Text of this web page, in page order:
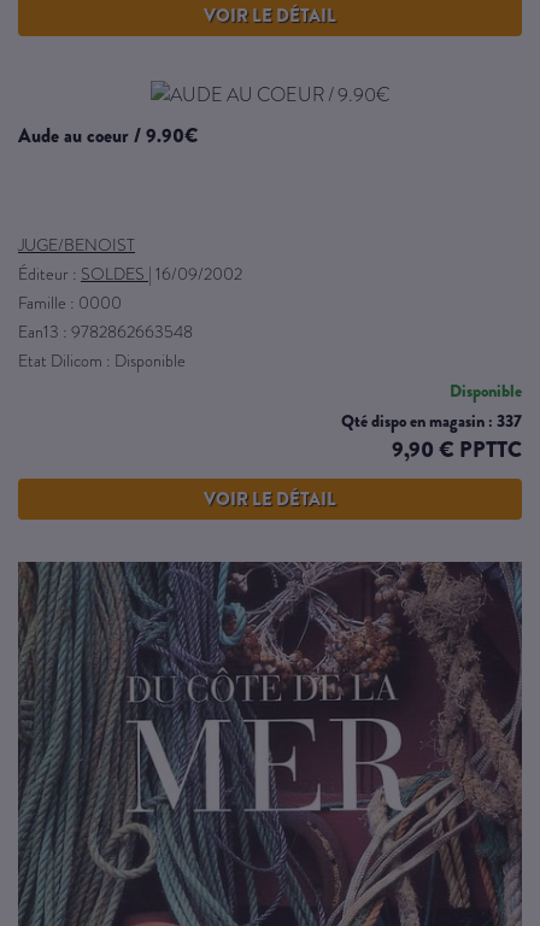
VOIR LE DÉTAIL
aude au coeur / 9.90€
JUGE/BENOIST
Éditeur : SOLDES | 16/09/2002
Famille : 0000
Ean13 : 9782862663548
Etat Dilicom : Disponible
Disponible
Qté dispo en magasin : 337
9,90 € PPTTC
VOIR LE DÉTAIL